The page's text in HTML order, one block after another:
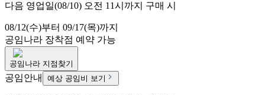
다음 영업일(08/10) 오전 11시까지 구매 시
08/12(수)부터 09/17(목)까지
공임나라 장착점 예약 가능
공임나라 지점찾기
공임안내 예상 공임비 보기